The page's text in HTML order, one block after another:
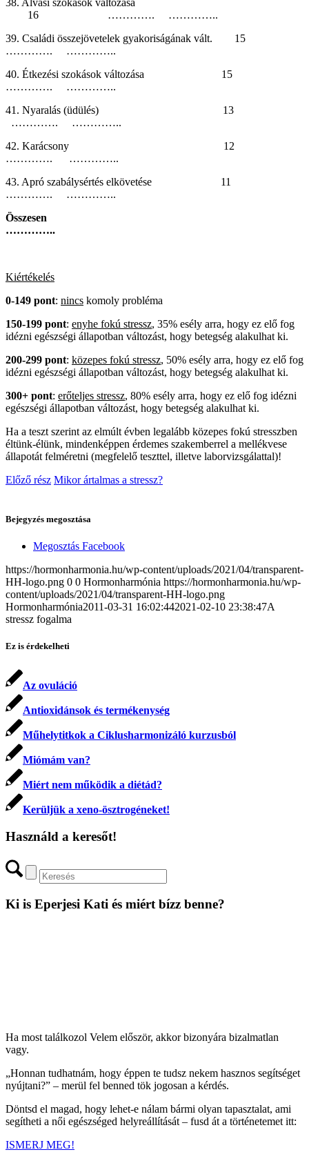
16 …………. …………..
39. Családi összejövetelek gyakoriságának vált. 15
…………. …………..
40. Étkezési szokások változása 15
…………. …………..
41. Nyaralás (üdülés) 13
…………. …………..
42. Karácsony 12
…………. …………..
43. Apró szabálysértés elkövetése 11
…………. …………..
Összesen
…………..
Kiértékelés
0-149 pont: nincs komoly probléma
150-199 pont: enyhe fokú stressz, 35% esély arra, hogy ez elő fog
idézni egészségi állapotban változást, hogy betegség alakulhat ki.
200-299 pont: közepes fokú stressz, 50% esély arra, hogy ez elő fog
idézni egészségi állapotban változást, hogy betegség alakulhat ki.
300+ pont: erőteljes stressz, 80% esély arra, hogy ez elő fog idézni
egészségi állapotban változást, hogy betegség alakulhat ki.
Ha a teszt szerint az elmúlt évben legalább közepes fokú stresszben
éltünk-élünk, mindenképpen érdemes szakemberrel a mellékvese
állapotát felméretni (megfelelő teszttel, illetve laborvizsgálattal)!
Előző rész Mikor ártalmas a stressz?
Bejegyzés megosztása
Megosztás Facebook
https://hormonharmonia.hu/wp-content/uploads/2021/04/transparent-
HH-logo.png 0 0 Hormonharmónia https://hormonharmonia.hu/wp-
content/uploads/2021/04/transparent-HH-logo.png
Hormonharmónia2011-03-31 16:02:442021-02-10 23:38:47A
stressz fogalma
Ez is érdekelheti
Az ovuláció
Antioxidánsok és termékenység
Műhelytitkok a Ciklusharmonizáló kurzusból
Miómám van?
Miért nem működik a diétád?
Kerüljük a xeno-ösztrogéneket!
Használd a keresőt!
Ki is Eperjesi Kati és miért bízz benne?
Ha most találkozol Velem először, akkor bizonyára bizalmatlan
vagy.
„Honnan tudhatnám, hogy éppen te tudsz nekem hasznos segítséget
nyújtani?” – merül fel benned tök jogosan a kérdés.
Döntsd el magad, hogy lehet-e nálam bármi olyan tapasztalat, ami
segítheti a női egészséged helyreállítását – fusd át a történetemet itt:
ISMERJ MEG!